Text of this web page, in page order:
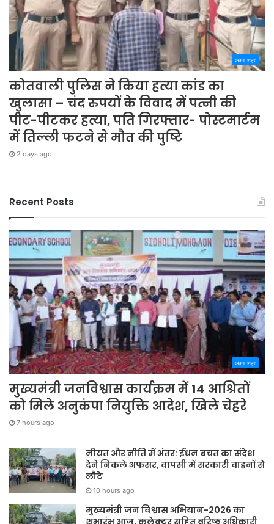
अपना शहर
कोतवाली पुलिस ने किया हत्या कांड का
खुलासा – चंद रुपयों के विवाद में पत्नी की
पीट-पीटकर हत्या, पति गिरफ्तार- पोस्टमार्टम
में तिल्ली फटने से मौत की पुष्टि
2 days ago
Recent Posts
अपना शहर
मुख्यमंत्री जनविश्वास कार्यक्रम में 14 आश्रितों
को मिले अनुकंपा नियुक्ति आदेश, खिले चेहरे
7 hours ago
नीयत और नीति में अंतर: ईंधन बचत का संदेश
देने निकले अफसर, वापसी में सरकारी वाहनों से
लौटे
10 hours ago
मुख्यमंत्री जन विश्वास अभियान-2026 का
शुभारंभ आज, कलेक्टर सहित वरिष्ठ अधिकारी